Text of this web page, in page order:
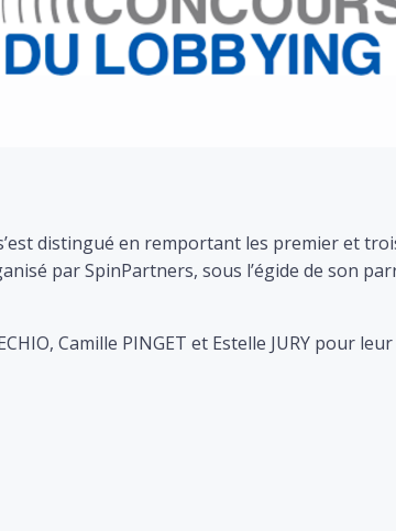
distingué en remportant les premier et
par SpinPartners, sous l’égide de son
Camille PINGET et Estelle JURY pour leur